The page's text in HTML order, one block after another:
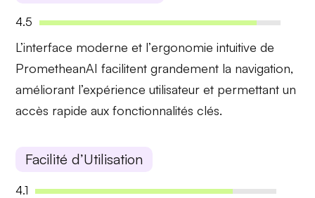
4.5
L’interface moderne et l’ergonomie intuitive de
PrometheanAI facilitent grandement la navigation,
améliorant l’expérience utilisateur et permettant un
accès rapide aux fonctionnalités clés.
Facilité d’Utilisation
4.1